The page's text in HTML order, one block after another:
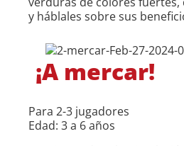
y háblales sobre sus
¡A mercar!
Para 2-3 jugadores
Edad: 3 a 6 años